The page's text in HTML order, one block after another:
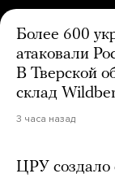
Более 600
атаковали
В Тверской
склад
3 часа назад
ЦРУ создало